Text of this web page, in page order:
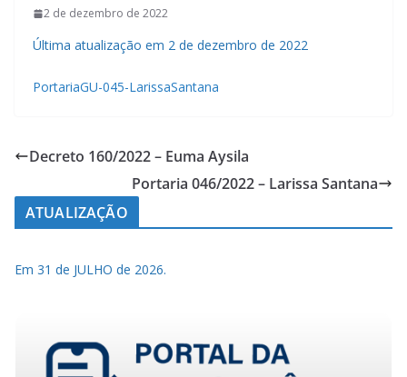
2 de dezembro de 2022
Última atualização em 2 de dezembro de 2022
PortariaGU-045-LarissaSantana
Decreto 160/2022 – Euma Aysila
Portaria 046/2022 – Larissa Santana
ATUALIZAÇÃO
Em 31 de JULHO de 2026.